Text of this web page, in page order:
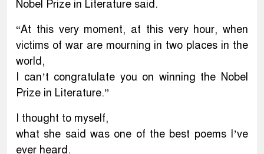
Nobel Prize in Literature said.
“At this very moment, at this very hour, when
victims of war are mourning in two places in the
world,
I can’t congratulate you on winning the Nobel
Prize in Literature.”
I thought to myself,
what she said was one of the best poems I’ve
ever heard.